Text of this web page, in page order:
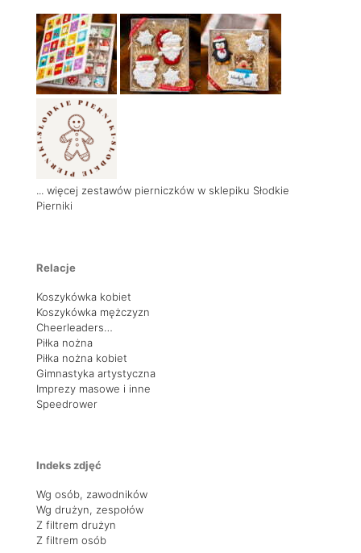
... więcej zestawów pierniczków w sklepiku Słodkie
Pierniki
Relacje
Koszykówka kobiet
Koszykówka mężczyzn
Cheerleaders…
Piłka nożna
Piłka nożna kobiet
Gimnastyka artystyczna
Imprezy masowe i inne
Speedrower
Indeks zdjęć
Wg osób, zawodników
Wg drużyn, zespołów
Z filtrem drużyn
Z filtrem osób